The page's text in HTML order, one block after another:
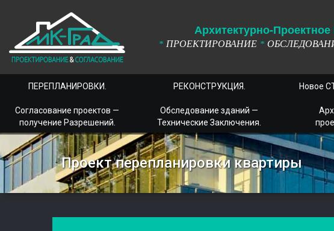
Архитектурно-Проектное
* ПРОЕКТИРОВАНИЕ *
ПЕРЕПЛАНИРОВКИ. РЕКОНСТРУКЦИЯ. Новое
Согласование проектов —
получение Разрешений.
Обследование зданий —
Технические Заключения.
Проект перепланировки квартиры